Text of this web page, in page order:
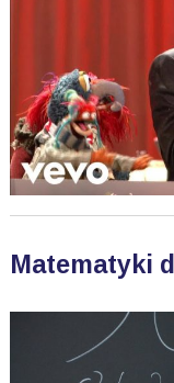
Matematyki